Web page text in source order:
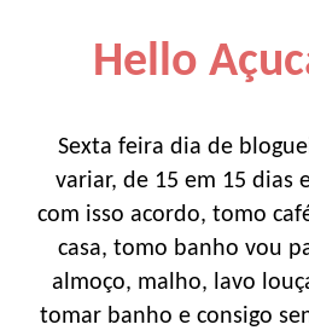
Hello
Sexta feira dia de
variar, de 15 em 15 dias
com isso acordo, tomo
casa, tomo banho vou
almoço, malho, lavo
tomar banho e consigo